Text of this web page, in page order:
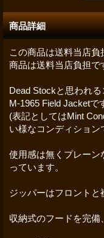
商品詳細
この商品は送料当店
商品は送料当店負担で
Dead Stockと思われる
M-1965 Field Jacketで
(表記としてはMint
い様なコンディション
使用感は無くプレー
っています。
ジッパーはフロントと
収納式のフードを完備